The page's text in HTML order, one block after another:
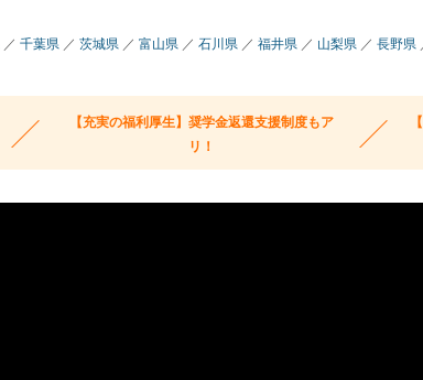
／ 千葉県 ／ 茨城県 ／ 富山県 ／ 石川県 ／ 福井県 ／ 山梨県 ／ 長野県
【充実の福利厚生】奨学金返還支援制度もア
リ！